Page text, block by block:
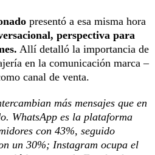
presentó a esa misma hora
perspectiva para
Allí detalló la importancia de
en la comunicación marca –
canal de venta.
más mensajes que en
WhatsApp es la plataforma
con 43%, seguido
un 30%; Instagram ocupa el